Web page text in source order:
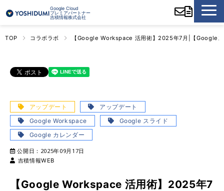
Google Cloud
プレミアパートナー
吉積情報株式会社
TOP コラボラボ 【Google Workspace 活用術】2025年7月|【Googleス
アップデート
アップデート
Google Workspace
Google スライド
Google カレンダー
公開日： 2025年09月17日
吉積情報WEB
【Google Workspace 活用術】2025年7